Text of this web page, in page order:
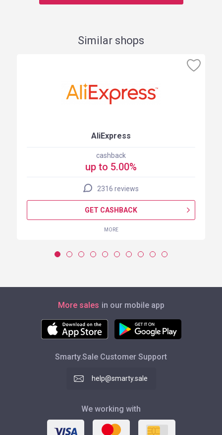
Similar shops
AliExpress
cashback
up to 5.00%
2316 reviews
GET CASHBACK
MORE
More sales in our mobile app
Smarty.Sale Customer Support
help@smarty.sale
We working with